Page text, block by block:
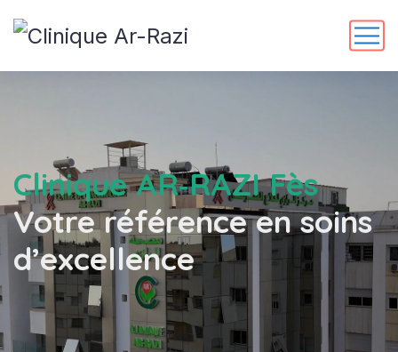
Clinique AR‑RAZI Fès
Votre référence en soins
d’excellence